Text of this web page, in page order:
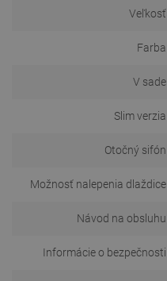
Veľkosť
Farba
V sade
Slim verzia
Otočný sifón
Možnosť nalepenia dlaždice
Návod na obsluhu
Informácie o bezpečnosti